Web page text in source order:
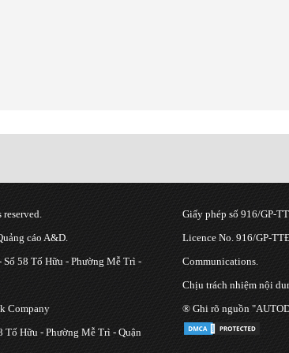
cáo A&D.
58 Tố Hữu - Phường Mễ Trì -
Company
Tố Hữu - Phường Mễ Trì - Quận
Giấy phép số 916/GP-
Licence No. 916/GP-
Communications.
Chịu trách nhiệm nội
® Ghi rõ nguồn